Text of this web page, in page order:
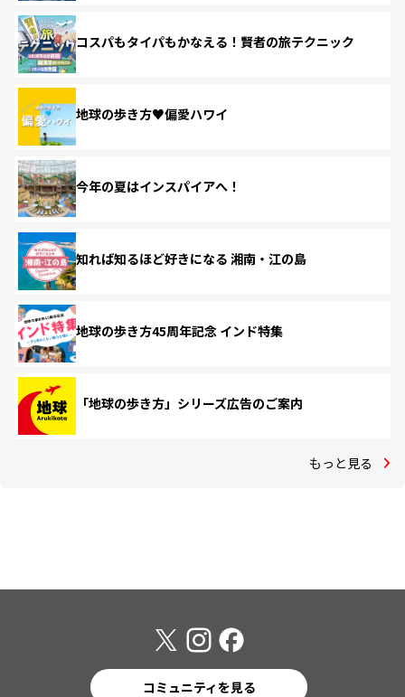
コスパもタイパもかなえる！賢者の旅テクニック
地球の歩き方♥偏愛ハワイ
今年の夏はインスパイアへ！
知れば知るほど好きになる 湘南・江の島
地球の歩き方45周年記念 インド特集
「地球の歩き方」シリーズ広告のご案内
もっと見る
コミュニティを見る